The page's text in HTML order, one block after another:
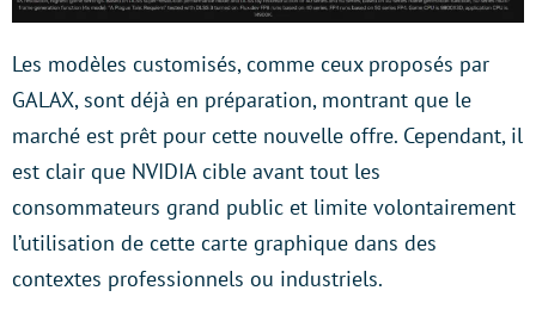
Les modèles customisés, comme ceux proposés par
GALAX, sont déjà en préparation, montrant que le
marché est prêt pour cette nouvelle offre. Cependant, il
est clair que NVIDIA cible avant tout les
consommateurs grand public et limite volontairement
l’utilisation de cette carte graphique dans des
contextes professionnels ou industriels.